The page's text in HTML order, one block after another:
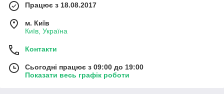
Працює з 18.08.2017
м. Київ
Київ, Україна
Контакти
Сьогодні працює з 09:00 до 19:00
Показати весь графік роботи